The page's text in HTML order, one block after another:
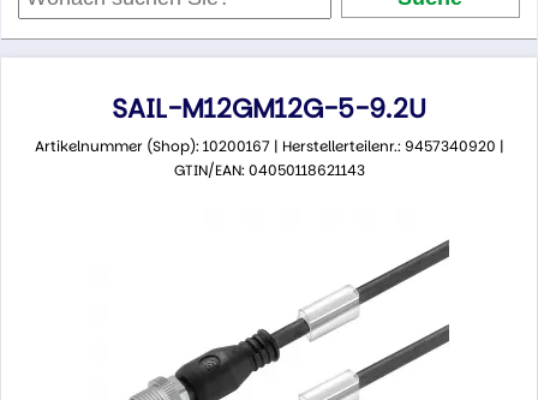
SAIL-M12GM12G-5-9.2U
Artikelnummer (Shop): 10200167 | Herstellerteilenr.: 9457340920 |
GTIN/EAN: 04050118621143